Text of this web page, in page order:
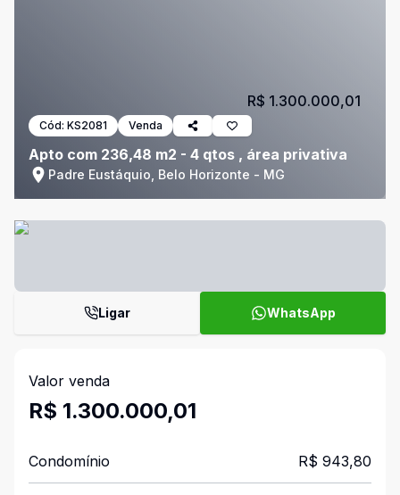
Cód: KS2081 Venda
Apto com 236,48 m2 - 4 qtos , área privativa
Padre Eustáquio, Belo Horizonte - MG
R$ 1.300.000,01
Ligar WhatsApp
Valor venda
R$ 1.300.000,01
Condomínio R$ 943,80